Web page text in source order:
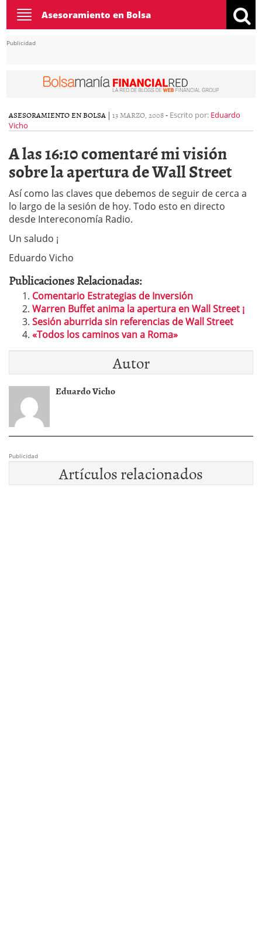
Toggle
navigation
Asesoramiento en Bolsa
Publicidad
ASESORAMIENTO EN BOLSA | 13 MARZO, 2008- Escrito por: Eduardo
Vicho
A las 16:10 comentaré mi visión
sobre la apertura de Wall Street
Así como las claves que debemos de seguir de cerca a
lo largo de la sesión de hoy. Todo esto en directo
desde Intereconomía Radio.
Un saludo ¡
Eduardo Vicho
Publicaciones Relacionadas:
Comentario Estrategias de Inversión
Warren Buffet anima la apertura en Wall Street ¡
Sesión aburrida sin referencias de Wall Street
«Todos los caminos van a Roma»
Autor
Eduardo Vicho
Publicidad
Artículos relacionados